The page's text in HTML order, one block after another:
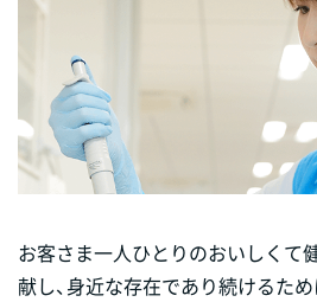
お客さま一人ひとりのおいしくて
献し、身近な存在であり続けるた